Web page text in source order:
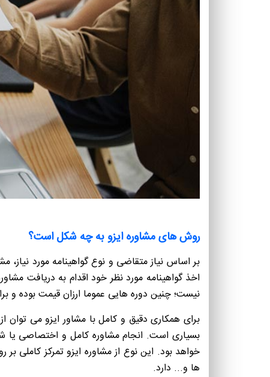
روش های مشاوره ایزو به چه شکل است؟
بر اساس نیاز متقاضی و نوع گواهینامه مورد
اخذ گواهینامه مورد نظر خود اقدام به دریافت
نیست؛ چنین دوره هایی عموما ارزان قیمت بوده
برای همکاری دقیق و کامل با مشاور ایزو می
بسیاری است. انجام مشاوره کامل و اختصاصی یا
خواهد بود. این نوع از مشاوره ایزو تمرکز
ها و... دارد.